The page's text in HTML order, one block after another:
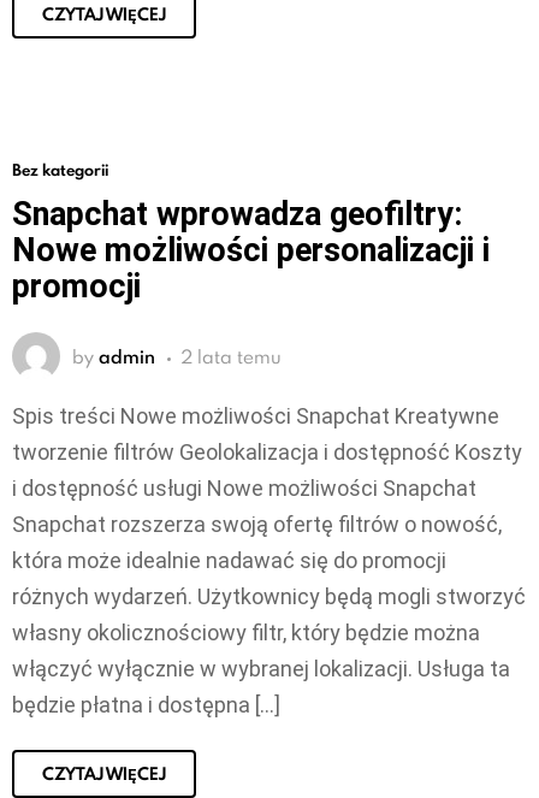
CZYTAJ WIĘCEJ
Bez kategorii
Snapchat wprowadza geofiltry:
Nowe możliwości personalizacji i
promocji
by admin 2 lata temu
Spis treści Nowe możliwości Snapchat Kreatywne
tworzenie filtrów Geolokalizacja i dostępność Koszty
i dostępność usługi Nowe możliwości Snapchat
Snapchat rozszerza swoją ofertę filtrów o nowość,
która może idealnie nadawać się do promocji
różnych wydarzeń. Użytkownicy będą mogli stworzyć
własny okolicznościowy filtr, który będzie można
włączyć wyłącznie w wybranej lokalizacji. Usługa ta
będzie płatna i dostępna […]
CZYTAJ WIĘCEJ